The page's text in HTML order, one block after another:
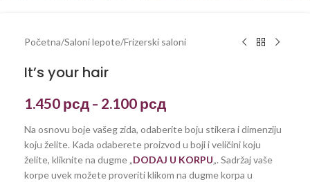
Početna/Saloni lepote/Frizerski saloni
It’s your hair
1.450 рсд – 2.100 рсд
Na osnovu boje vašeg zida, odaberite boju stikera i dimenziju
koju želite. Kada odaberete proizvod u boji i veličini koju
želite, kliknite na dugme „DODAJ U KORPU„. Sadržaj vaše
korpe uvek možete proveriti klikom na dugme korpa u